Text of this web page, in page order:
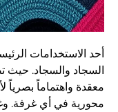
أحد الاستخدامات
السجاد والسجاد. حيث
معقدة واهتماماً بصرياً
محورية في أي غرفة.